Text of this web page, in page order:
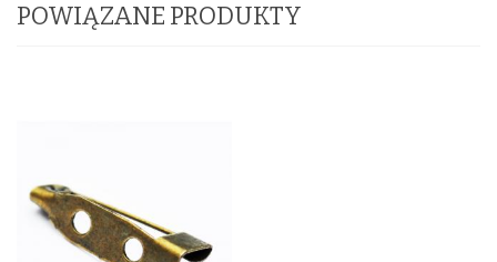
POWIĄZANE PRODUKTY